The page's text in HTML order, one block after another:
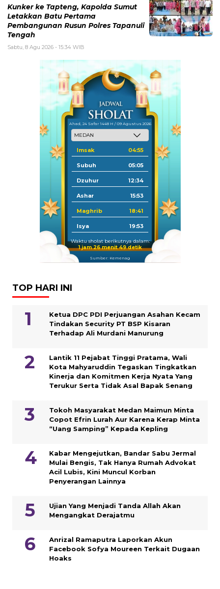
Kunker ke Tapteng, Kapolda Sumut
Letakkan Batu Pertama
Pembangunan Rusun Polres Tapanuli
Tengah
Sabtu, 8 Agu 2026 - 15:34 WIB
Ahad, 24 Safar 1448 H / 09 Agustus 2026
Imsak 04:55
Subuh 05:05
Dzuhur 12:34
Ashar 15:53
Maghrib 18:41
Isya 19:53
Waktu sholat berikutnya dalam:
1 jam 26 menit 48 detik
Sumber: Kemenag
TOP HARI INI
Ketua DPC PDI Perjuangan Asahan Kecam
Tindakan Security PT BSP Kisaran
Terhadap Ali Murdani Manurung
Lantik 11 Pejabat Tinggi Pratama, Wali
Kota Mahyaruddin Tegaskan Tingkatkan
Kinerja dan Komitmen Kerja Nyata Yang
Terukur Serta Tidak Asal Bapak Senang
Tokoh Masyarakat Medan Maimun Minta
Copot Efrin Lurah Aur Karena Kerap Minta
“Uang Samping” Kepada Kepling
Kabar Mengejutkan, Bandar Sabu Jermal
Mulai Bengis, Tak Hanya Rumah Advokat
Acil Lubis, Kini Muncul Korban
Penyerangan Lainnya
Ujian Yang Menjadi Tanda Allah Akan
Mengangkat Derajatmu
Anrizal Ramaputra Laporkan Akun
Facebook Sofya Moureen Terkait Dugaan
Hoaks